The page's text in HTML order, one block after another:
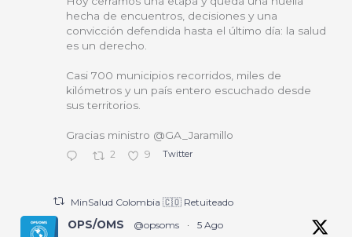
hecha de encuentros, decisiones y una
convicción defendida hasta el último día: la salud
es un derecho.
Casi 700 municipios recorridos, miles de
kilómetros y un país entero escuchado desde
sus territorios.
Gracias ministro @GA_Jaramillo
2 9 Twitter
MinSalud Colombia 🇨🇴 Retuiteado
OPS/OMS @opsoms · 5 Ago